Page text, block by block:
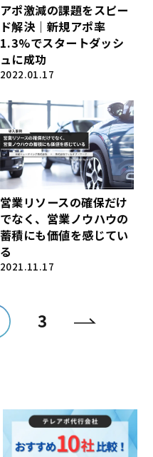
アポ激減の課題をスピー
ド解決｜新規アポ率
1.3%でスタートダッシ
ュに成功
2022.01.17
営業リソースの確保だけ
でなく、営業ノウハウの
蓄積にも価値を感じてい
る
2021.11.17
3